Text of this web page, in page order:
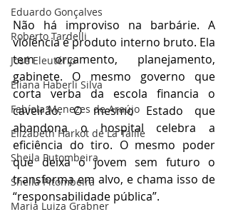
Eduardo Gonçalves
Roberto Tardelli
José Eleutério
Eliana Haberli Silva
Fabíola Menezes de Araújo
Elizabeth Harkot de La Taille
Sheila Putombeira
Sheila Pitombeira
Maria Luiza Grabner
Não há improviso na barbárie. A
violência é produto interno bruto. Ela
tem orçamento, planejamento,
gabinete. O mesmo governo que
corta verba da escola financia o
caveirão. O mesmo Estado que
abandona o hospital celebra a
eficiência do tiro. O mesmo poder
que deixa o jovem sem futuro o
transforma em alvo, e chama isso de
“responsabilidade pública”.